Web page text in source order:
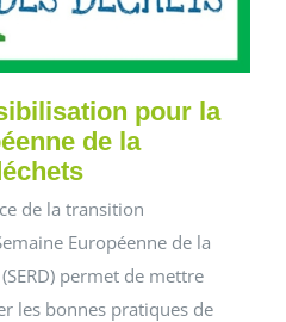
pour la
de la
de la transition
Européenne de la
permet de mettre
les bonnes pratiques de